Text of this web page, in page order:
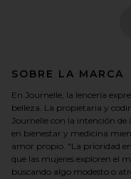
SOBRE LA MARCA
En Journelle, la lencería
belleza. La propietaria y
Journelle con la intención
en bienestar y medicina
amor propio. "La prioridad
que las mujeres exploren el
buscando algo modesto o